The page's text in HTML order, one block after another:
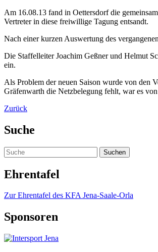
Am 16.08.13 fand in Oettersdorf die
Vertreter in diese freiwillige Tagung entsandt.
Nach einer kurzen Auswertung des
Die Staffelleiter Joachim Geßner und Helmut
ein.
Als Problem der neuen Saison wurde von den
Gräfenwarth die Netzbelegung fehlt, war es
Zurück
Suche
Ehrentafel
Zur Ehrentafel des KFA Jena-Saale-Orla
Sponsoren